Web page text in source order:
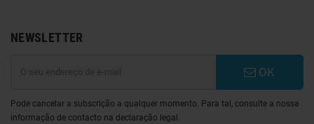
NEWSLETTER
OK
Pode cancelar a subscrição a qualquer momento. Para tal, consulte a nossa
informação de contacto na declaração legal.